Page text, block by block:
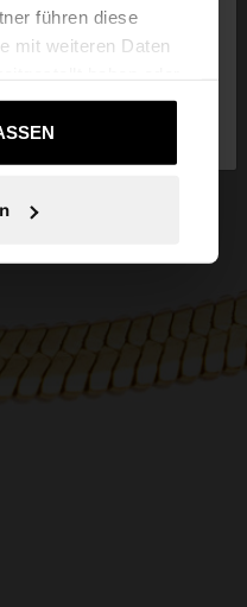
führen diese
mit weiteren Daten
der Dienste
Ja, bringen Sie mich
zu United States